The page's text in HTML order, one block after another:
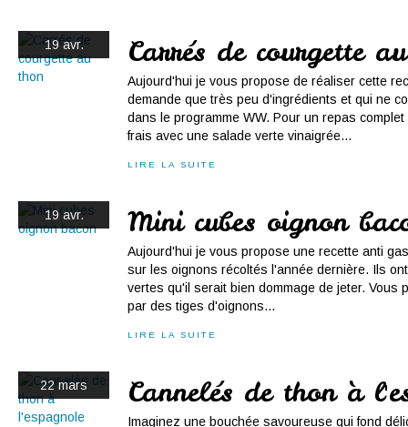
19 avr. Carrés de courgette
Aujourd'hui je vous propose de réaliser cette
demande que très peu d'ingrédients et qui ne
dans le programme WW. Pour un repas
frais avec une salade verte vinaigrée...
LIRE LA SUITE
19 avr. Mini cubes oignon
Aujourd'hui je vous propose une recette anti
sur les oignons récoltés l'année dernière. Ils
vertes qu'il serait bien dommage de jeter. Vous
par des tiges d'oignons...
LIRE LA SUITE
22 mars Cannelés de thon à
Imaginez une bouchée savoureuse qui fond